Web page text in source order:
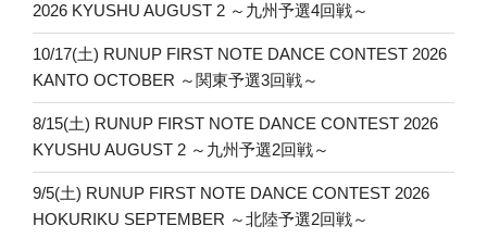
2026 KYUSHU AUGUST 2 ～九州予選4回戦～
10/17(土) RUNUP FIRST NOTE DANCE CONTEST 2026
KANTO OCTOBER ～関東予選3回戦～
8/15(土) RUNUP FIRST NOTE DANCE CONTEST 2026
KYUSHU AUGUST 2 ～九州予選2回戦～
9/5(土) RUNUP FIRST NOTE DANCE CONTEST 2026
HOKURIKU SEPTEMBER ～北陸予選2回戦～